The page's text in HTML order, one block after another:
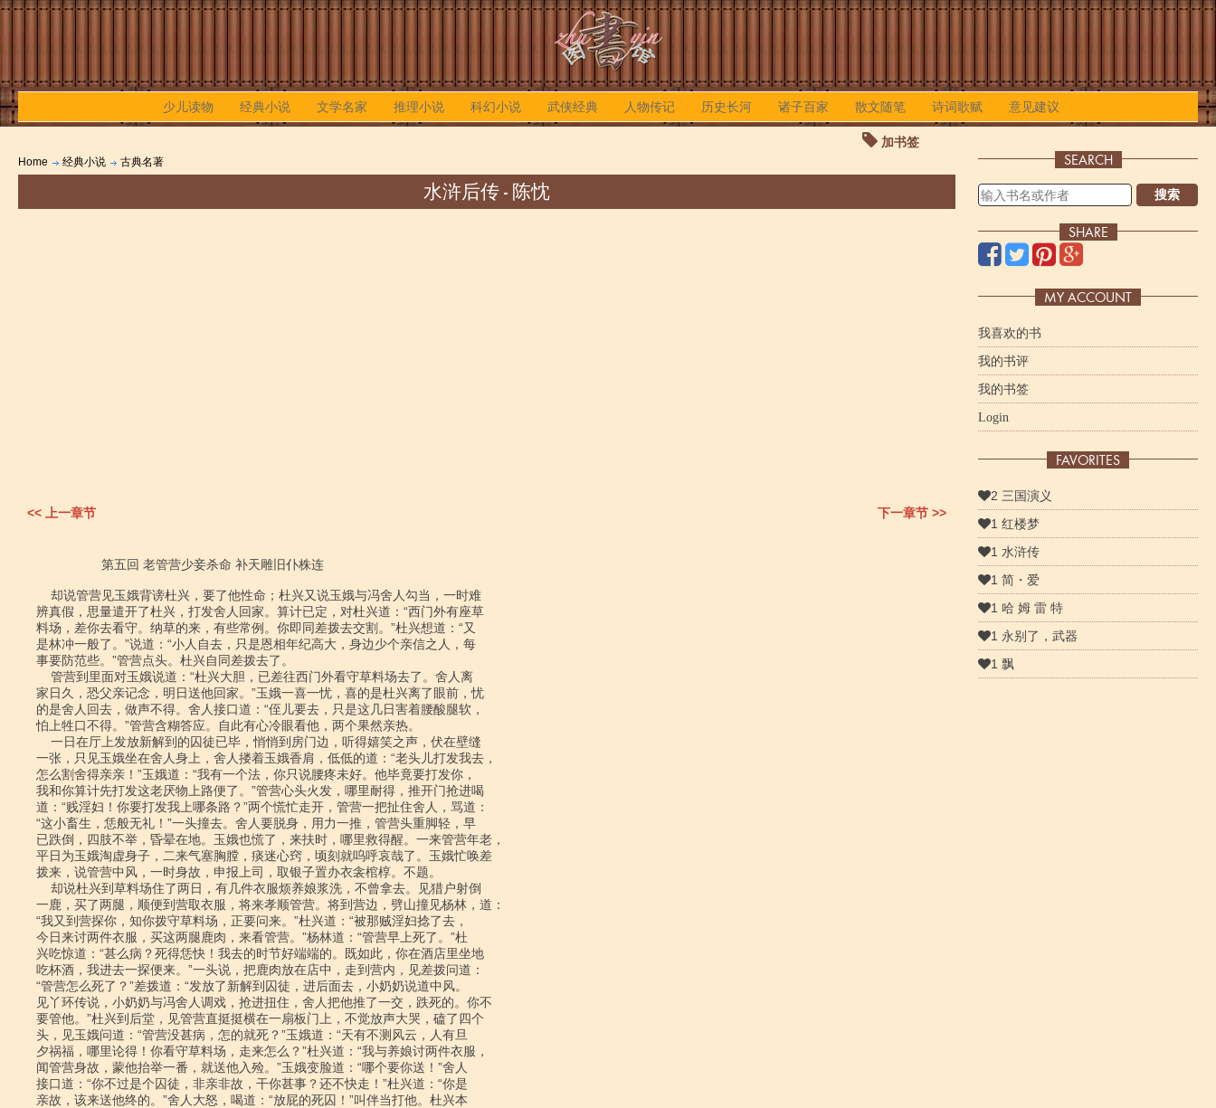
少儿读物 经典小说 文学名家 推理小说 科幻小说 武侠经典 人物传记 历史长河 诸子百家 散文随笔 诗词歌赋 意见建议
加书签
Home 经典小说 古典名著
水浒后传 - 陈忱
<< 上一章节 下一章节 >>
辨真假，思量遣开了杜兴，打发舍人回家。算计已定，对杜兴道：“西门外有座草
料场，差你去看守。纳草的来，有些常例。你即同差拨去交割。”杜兴想道：“又
是林冲一般了。”说道：“小人自去，只是恩相年纪高大，身边少个亲信之人，每
事要防范些。”管营点头。杜兴自同差拨去了。
家日久，恐父亲记念，明日送他回家。”玉娥一喜一忧，喜的是杜兴离了眼前，忧
的是舍人回去，做声不得。舍人接口道：“侄儿要去，只是这几日害着腰酸腿软，
怕上牲口不得。”管营含糊答应。自此有心冷眼看他，两个果然亲热。
一张，只见玉娥坐在舍人身上，舍人搂着玉娥香肩，低低的道：“老头儿打发我去，
怎么割舍得亲亲！”玉娥道：“我有一个法，你只说腰疼未好。他毕竟要打发你，
我和你算计先打发这老厌物上路便了。”管营心头火发，哪里耐得，推开门抢进喝
道：“贱淫妇！你要打发我上哪条路？”两个慌忙走开，管营一把扯住舍人，骂道：
“这小畜生，恁般无礼！”一头撞去。舍人要脱身，用力一推，管营头重脚轻，早
已跌倒，四肢不举，昏晕在地。玉娥也慌了，来扶时，哪里救得醒。一来管营年老，
平日为玉娥淘虚身子，二来气塞胸膛，痰迷心窍，顷刻就呜呼哀哉了。玉娥忙唤差
拨来，说管营中风，一时身故，申报上司，取银子置办衣衾棺椁。不题。
一鹿，买了两腿，顺便到营取衣服，将来孝顺管营。将到营边，劈山撞见杨林，道：
“我又到营探你，知你拨守草料场，正要问来。”杜兴道：“被那贼淫妇捻了去，
今日来讨两件衣服，买这两腿鹿肉，来看管营。”杨林道：“管营早上死了。”杜
兴吃惊道：“甚么病？死得恁快！我去的时节好端端的。既如此，你在酒店里坐地
吃杯酒，我进去一探便来。”一头说，把鹿肉放在店中，走到营内，见差拨问道：
“管营怎么死了？”差拨道：“发放了新解到囚徒，进后面去，小奶奶说道中风。
见丫环传说，小奶奶与冯舍人调戏，抢进扭住，舍人把他推了一交，跌死的。你不
要管他。”杜兴到后堂，见管营直挺挺横在一扇板门上，不觉放声大哭，磕了四个
头，见玉娥问道：“管营没甚病，怎的就死？”玉娥道：“天有不测风云，人有旦
夕祸福，哪里论得！你看守草料场，走来怎么？”杜兴道：“我与养娘讨两件衣服，
闻管营身故，蒙他抬举一番，就送他入殓。”玉娥变脸道：“哪个要你送！”舍人
接口道：“你不过是个囚徒，非亲非故，干你甚事？还不快走！”杜兴道：“你是
亲故，该来送他终的。”舍人大怒，喝道：“放屁的死囚！”叫伴当打他。杜兴本
SEARCH
搜索
SHARE
MY ACCOUNT
我喜欢的书
我的书评
我的书签
Login
FAVORITES
2 三国演义
1 红楼梦
1 水浒传
1 简・爱
1 哈 姆 雷 特
1 永别了，武器
1 飘